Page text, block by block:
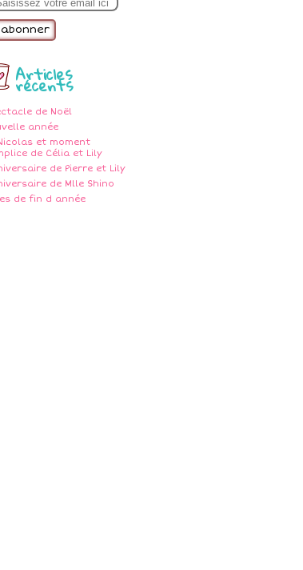
Articles
récents
de Noël
année
et moment
de Célia et Lily
de Pierre et Lily
de Mlle Shino
de fin d année